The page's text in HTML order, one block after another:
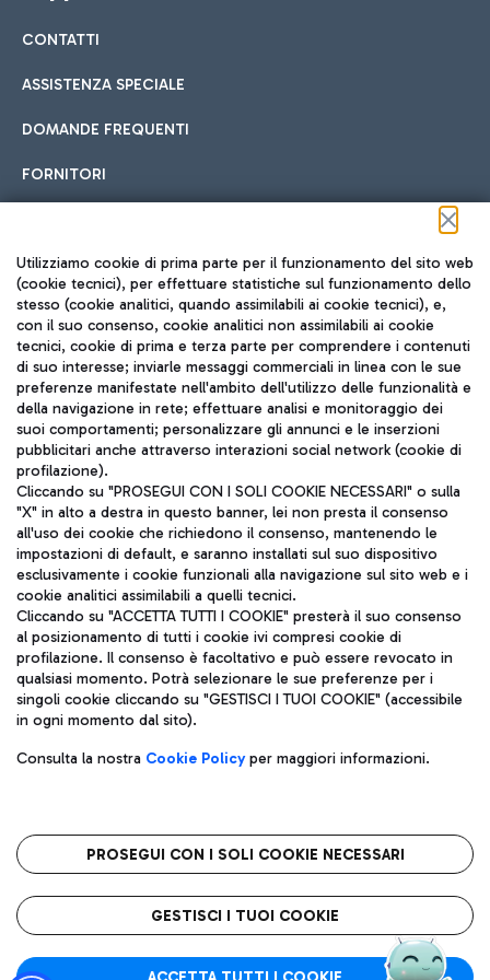
Cucina Internazionale
Fast Food
Pizza
Gelateria
Wine Bar & Sparkling
Hotel in aeroporto
Scegli l'alloggio più adatto e approfitta della vicinanza
all'aeroporto.
Car sharing
Con il Car Sharing è ancora più facile spostarsi
Treno
Raggiungi velocemente l'aeroporto di Fiumicino da Roma
tramite i servizi ferroviari Trenitalia.
Autobus
Scopri le linee di autobus per raggiungere l'aeroporto
Leonardo Da Vinci.
Raggiungi l’aeroporto senza pensieri con il servizio di taxi a
Ristoranti
Scopri la nostra offerta per una pausa gustosa in aeroporto
Mappa Aeroporto Fiumicino
CONTATTI
ASSISTENZA SPECIALE
DOMANDE FREQUENTI
FORNITORI
Seguici sui social
TRAVEL JOURNAL
ITA
Aeroporti di Roma S.p.A. - Società soggetta a direzione e
coordinamento di Mundys S.p.A.
Codice fiscale e Registro delle Imprese di Roma 13032990155 P.
IVA 06572251004
Capitale sociale 62.224.743,00 int. vers.
Sede legale: Via Pier Paolo Racchetti 1 - 00054 Fiumicino (RM)
telefono +39 06 65951
Privacy policy
Note legali
Roma FCO
L'aeroporto stellato
Utilizziamo cookie di prima parte per il funzionamento del sito web
(cookie tecnici), per effettuare statistiche sul funzionamento dello
stesso (cookie analitici, quando assimilabili ai cookie tecnici), e,
con il suo consenso, cookie analitici non assimilabili ai cookie
tecnici, cookie di prima e terza parte per comprendere i contenuti
di suo interesse; inviarle messaggi commerciali in linea con le sue
preferenze manifestate nell'ambito dell'utilizzo delle funzionalità e
della navigazione in rete; effettuare analisi e monitoraggio dei
suoi comportamenti; personalizzare gli annunci e le inserzioni
pubblicitari anche attraverso interazioni social network (cookie di
profilazione).
Cliccando su "PROSEGUI CON I SOLI COOKIE NECESSARI" o sulla
"X" in alto a destra in questo banner, lei non presta il consenso
all'uso dei cookie che richiedono il consenso, mantenendo le
impostazioni di default, e saranno installati sul suo dispositivo
esclusivamente i cookie funzionali alla navigazione sul sito web e i
cookie analitici assimilabili a quelli tecnici.
Cliccando su "ACCETTA TUTTI I COOKIE" presterà il suo consenso
al posizionamento di tutti i cookie ivi compresi cookie di
profilazione. Il consenso è facoltativo e può essere revocato in
qualsiasi momento. Potrà selezionare le sue preferenze per i
singoli cookie cliccando su "GESTISCI I TUOI COOKIE" (accessibile
in ogni momento dal sito).
Consulta la nostra Cookie Policyper maggiori informazioni.
PROSEGUI CON I SOLI COOKIE NECESSARI
GESTISCI I TUOI COOKIE